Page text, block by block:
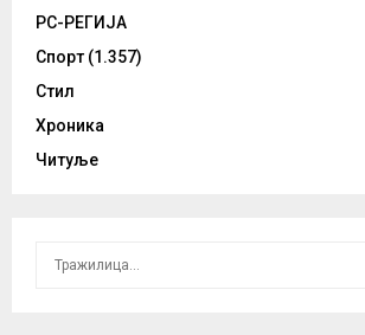
РС-РЕГИЈА
Спорт (1.357)
Стил
Хроника
Читуље